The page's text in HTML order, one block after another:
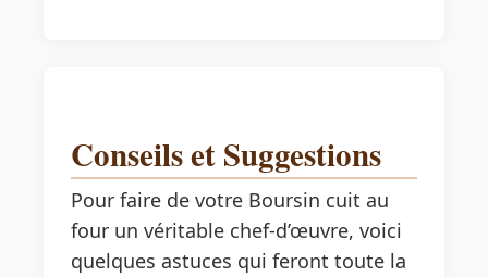
Conseils et Suggestions
Pour faire de votre Boursin cuit au
four un véritable chef-d’œuvre, voici
quelques astuces qui feront toute la